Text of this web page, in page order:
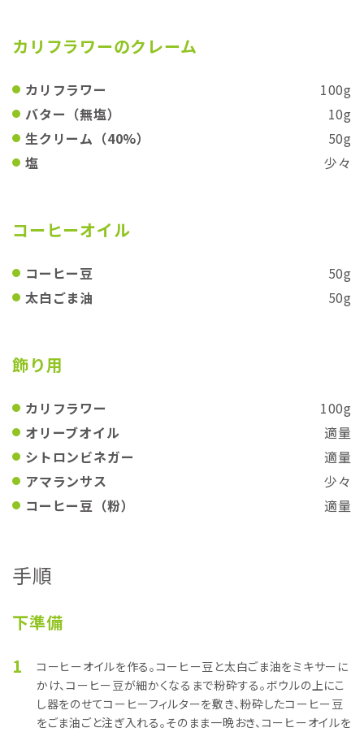
カリフラワーのクレーム
カリフラワー
100g
バター（無塩）
10g
生クリーム（40%）
50g
塩
少々
コーヒーオイル
コーヒー豆
50g
太白ごま油
50g
飾り用
カリフラワー
100g
オリーブオイル
適量
シトロンビネガー
適量
アマランサス
少々
コーヒー豆（粉）
適量
手順
下準備
1
コーヒーオイルを作る。コーヒー豆と太白ごま油をミキサーに
かけ、コーヒー豆が細かくなるまで粉砕する。ボウルの上にこ
し器をのせてコーヒーフィルターを敷き、粉砕したコーヒー豆
をごま油ごと注ぎ入れる。そのまま一晩おき、コーヒーオイルを